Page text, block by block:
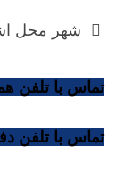
شهر محل
تماس با تلفن
تماس با تلفن